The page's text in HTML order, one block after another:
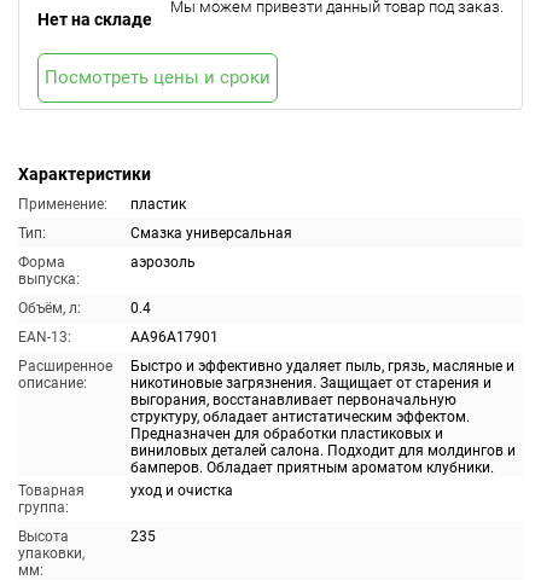
Характеристики
Применение:
пластик
Тип:
Смазка универсальная
Форма
выпуска:
аэрозоль
Объём, л:
0.4
EAN-13:
AA96A17901
Расширенное
описание:
Быстро и эффективно удаляет пыль, грязь, масляные и
никотиновые загрязнения. Защищает от старения и
выгорания, восстанавливает первоначальную
структуру, обладает антистатическим эффектом.
Предназначен для обработки пластиковых и
виниловых деталей салона. Подходит для молдингов и
бамперов. Обладает приятным ароматом клубники.
Товарная
группа:
уход и очистка
Высота
упаковки,
мм:
235
Нет на складе
Мы можем привезти данный товар под заказ.
Посмотреть цены и сроки